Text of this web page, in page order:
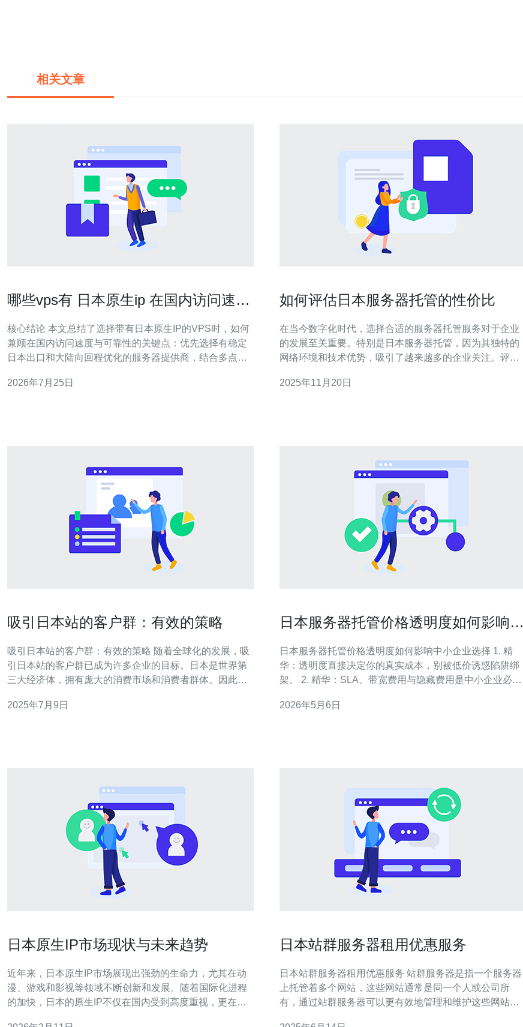
相关文章
哪些vps有 日本原生ip 在国内访问速度
核心结论 本文总结了选择带有日本原生IP的VPS时，如何
兼顾在国内访问速度与可靠性的关键点：优先选择有稳定
日本出口和大陆向回程优化的服务器提供商，结合多点部
DDoS防御，即可在保证海外资源原生IP的同时实现国内用
2026年7月25日
如何评估日本服务器托管的性价比
在当今数字化时代，选择合适的服务器托管服务对于企业
的发展至关重要。特别是日本服务器托管，因为其独特的
网络环境和技术优势，吸引了越来越多的企业关注。评估
定性、客户支持等多个方面。 如何选择合适的日本服务器
2025年11月20日
吸引日本站的客户群：有效的策略
吸引日本站的客户群：有效的策略 随着全球化的发展，吸
引日本站的客户群已成为许多企业的目标。日本是世界第
三大经济体，拥有庞大的消费市场和消费者群体。因此，
要。 首先，企业需要深入了解日本站的目标群体。这包括
2025年7月9日
日本服务器托管价格透明度如何影响中
日本服务器托管价格透明度如何影响中小企业选择 1. 精
华：透明度直接决定你的真实成本，别被低价诱惑陷阱绑
架。 2. 精华：SLA、带宽费用与隐藏费用是中小企业必须
型，才能在日本市场中拿到可持续的服务。 作为一名长期
2026年5月6日
日本原生IP市场现状与未来趋势
近年来，日本原生IP市场展现出强劲的生命力，尤其在动
漫、游戏和影视等领域不断创新和发展。随着国际化进程
的加快，日本的原生IP不仅在国内受到高度重视，更在全
日本站群服务器租用优惠服务
日本站群服务器租用优惠服务 站群服务器是指一个服务器
上托管着多个网站，这些网站通常是同一个人或公司所
有，通过站群服务器可以更有效地管理和维护这些网站。